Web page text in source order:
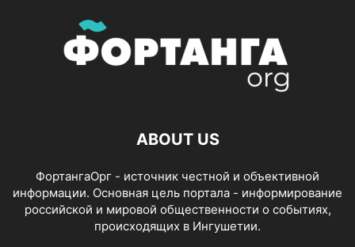
ABOUT US
ФортангаОрг - источник честной и объективной
информации. Основная цель портала - информирование
российской и мировой общественности о событиях,
происходящих в Ингушетии.